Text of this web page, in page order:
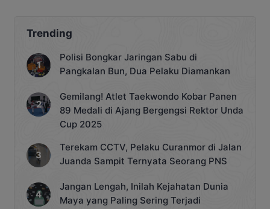
Trending
Polisi Bongkar Jaringan Sabu di
Pangkalan Bun, Dua Pelaku Diamankan
Gemilang! Atlet Taekwondo Kobar Panen
89 Medali di Ajang Bergengsi Rektor Unda
Cup 2025
Terekam CCTV, Pelaku Curanmor di Jalan
Juanda Sampit Ternyata Seorang PNS
Jangan Lengah, Inilah Kejahatan Dunia
Maya yang Paling Sering Terjadi